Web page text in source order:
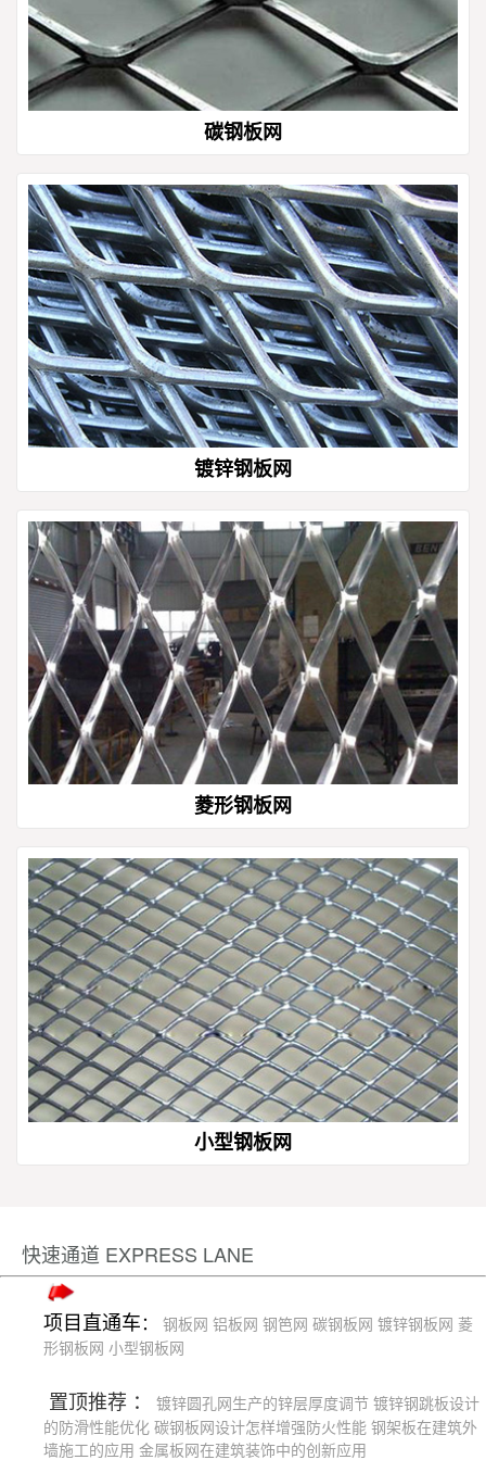
碳钢板网
镀锌钢板网
菱形钢板网
小型钢板网
快速通道 EXPRESS LANE
项目直通车： 钢板网 铝板网 钢笆网 碳钢板网 镀锌钢板网 菱
形钢板网 小型钢板网
置顶推荐 ： 镀锌圆孔网生产的锌层厚度调节 镀锌钢跳板设计
的防滑性能优化 碳钢板网设计怎样增强防火性能 钢架板在建筑外
墙施工的应用 金属板网在建筑装饰中的创新应用